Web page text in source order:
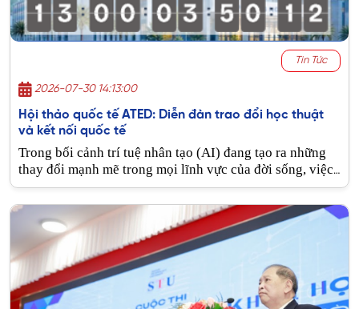
Tin Tức
2026-07-30 14:13:00
Hội thảo quốc tế ATED: Diễn đàn trao đổi học thuật
và kết nối quốc tế
Trong bối cảnh trí tuệ nhân tạo (AI) đang tạo ra những
thay đổi mạnh mẽ trong mọi lĩnh vực của đời sống, việc
kết nối các nhà khoa học để cùng trao đổi học thuật,
chia sẻ kết quả nghiên cứu và thúc đẩy hợp tác quốc tế
ngày càng trở nên cần thiết.